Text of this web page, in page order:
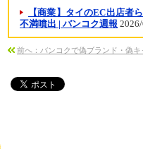
【商業】タイのEC出店
不満噴出 | バンコク週報
前へ：バンコクで偽ブランド・偽キ